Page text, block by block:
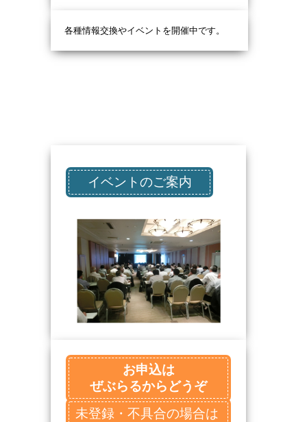
各種情報交換やイベントを開催中です。
イベントのご案内
お申込は
ぜぶらるからどうぞ
未登録・不具合の場合は